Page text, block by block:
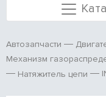
Автозапчасти
Механизм
Натяжитель цепи